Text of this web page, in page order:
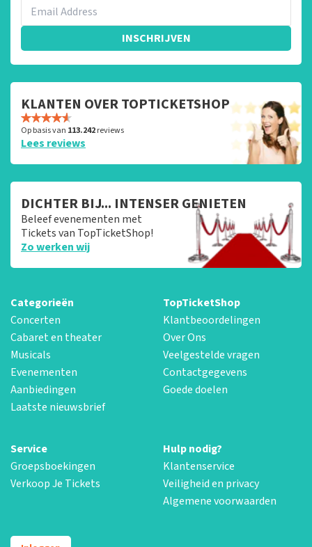
INSCHRIJVEN
KLANTEN OVER TOPTICKETSHOP
Op basis van 113.242reviews
Lees reviews
DICHTER BIJ... INTENSER GENIETEN
Beleef evenementen met
Tickets van TopTicketShop!
Zo werken wij
Categorieën
Concerten
Cabaret en theater
Musicals
Evenementen
Aanbiedingen
Laatste nieuwsbrief
TopTicketShop
Klantbeoordelingen
Over Ons
Veelgestelde vragen
Contactgegevens
Goede doelen
Service
Groepsboekingen
Verkoop Je Tickets
Hulp nodig?
Klantenservice
Veiligheid en privacy
Algemene voorwaarden